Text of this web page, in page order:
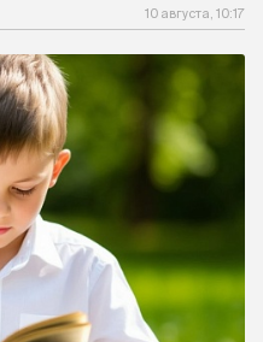
10 августа, 10:17